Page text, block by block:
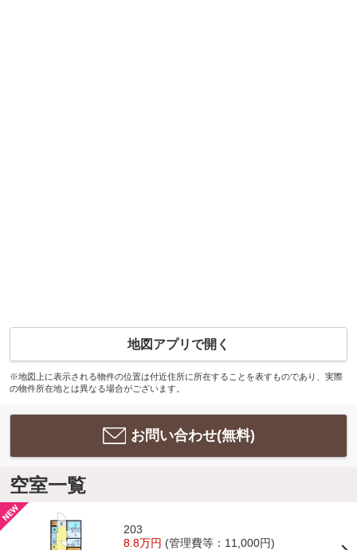
地図アプリで開く
※地図上に表示される物件の位置は付近住所に所在することを表すものであり、実際
の物件所在地とは異なる場合がございます。
お問い合わせ(無料)
空室一覧
203
8.8万円 (管理費等：11,000円)